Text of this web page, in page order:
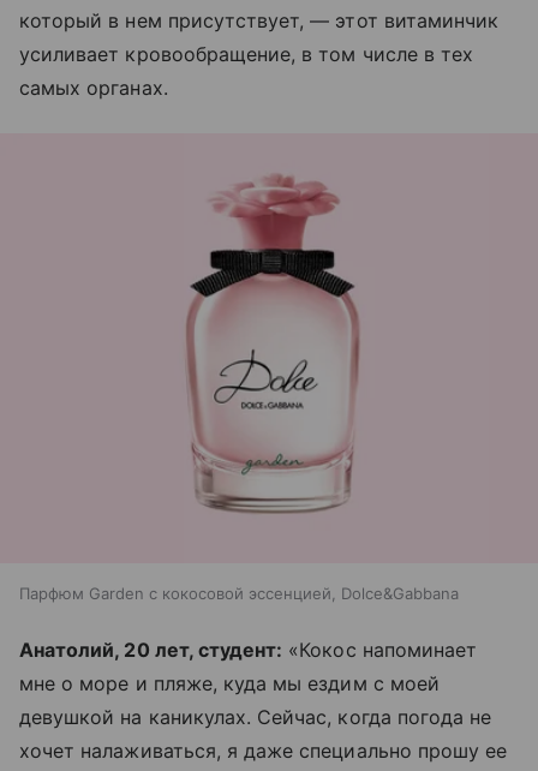
который в нем присутствует, — этот витаминчик
усиливает кровообращение, в том числе в тех
самых органах.
Парфюм Garden с кокосовой эссенцией, Dolce&Gabbana
Анатолий, 20 лет, студент: «Кокос напоминает
мне о море и пляже, куда мы ездим с моей
девушкой на каникулах. Сейчас, когда погода не
хочет налаживаться, я даже специально прошу ее